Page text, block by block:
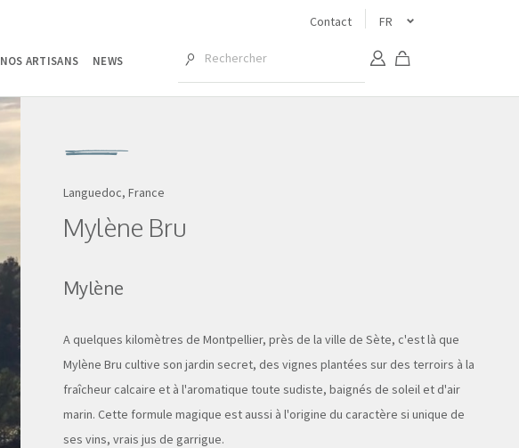
Contact FR
NOS ARTISANS NEWS
Languedoc, France
Mylène Bru
Mylène
A quelques kilomètres de Montpellier, près de la ville de Sète, c'est là que
Mylène Bru cultive son jardin secret, des vignes plantées sur des terroirs à la
fraîcheur calcaire et à l'aromatique toute sudiste, baignés de soleil et d'air
marin. Cette formule magique est aussi à l'origine du caractère si unique de
ses vins, vrais jus de garrigue.